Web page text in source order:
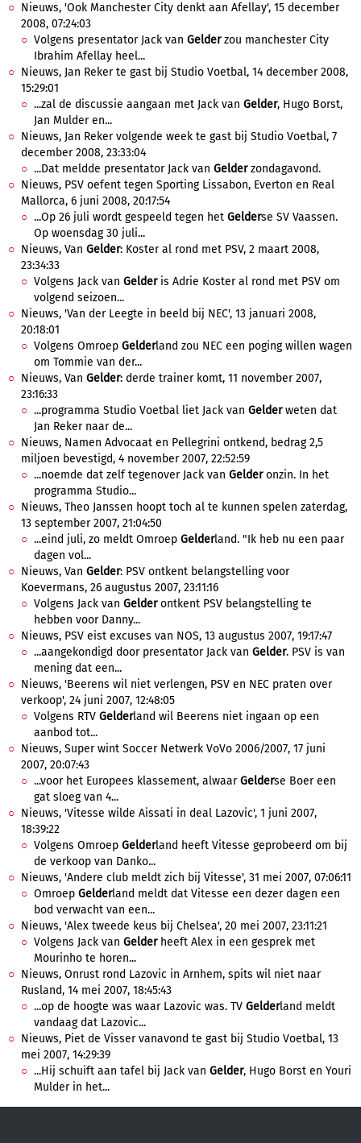
Nieuws, 'Ook Manchester City denkt aan Afellay', 15 december
2008, 07:24:03
Volgens presentator Jack van Gelderzou manchester City
Ibrahim Afellay heel...
Nieuws, Jan Reker te gast bij Studio Voetbal, 14 december 2008,
15:29:01
...zal de discussie aangaan met Jack van Gelder, Hugo Borst,
Jan Mulder en...
Nieuws, Jan Reker volgende week te gast bij Studio Voetbal, 7
december 2008, 23:33:04
...Dat meldde presentator Jack van Gelderzondagavond.
Nieuws, PSV oefent tegen Sporting Lissabon, Everton en Real
Mallorca, 6 juni 2008, 20:17:54
...Op 26 juli wordt gespeeld tegen het Gelderse SV Vaassen.
Op woensdag 30 juli...
Nieuws, Van Gelder: Koster al rond met PSV, 2 maart 2008,
23:34:33
Volgens Jack van Gelderis Adrie Koster al rond met PSV om
volgend seizoen...
Nieuws, 'Van der Leegte in beeld bij NEC', 13 januari 2008,
20:18:01
Volgens Omroep Gelderland zou NEC een poging willen wagen
om Tommie van der...
Nieuws, Van Gelder: derde trainer komt, 11 november 2007,
23:16:33
...programma Studio Voetbal liet Jack van Gelderweten dat
Jan Reker naar de...
Nieuws, Namen Advocaat en Pellegrini ontkend, bedrag 2,5
miljoen bevestigd, 4 november 2007, 22:52:59
...noemde dat zelf tegenover Jack van Gelderonzin. In het
programma Studio...
Nieuws, Theo Janssen hoopt toch al te kunnen spelen zaterdag,
13 september 2007, 21:04:50
...eind juli, zo meldt Omroep Gelderland. "Ik heb nu een paar
dagen vol...
Nieuws, Van Gelder: PSV ontkent belangstelling voor
Koevermans, 26 augustus 2007, 23:11:16
Volgens Jack van Gelderontkent PSV belangstelling te
hebben voor Danny...
Nieuws, PSV eist excuses van NOS, 13 augustus 2007, 19:17:47
...aangekondigd door presentator Jack van Gelder. PSV is van
mening dat een...
Nieuws, 'Beerens wil niet verlengen, PSV en NEC praten over
verkoop', 24 juni 2007, 12:48:05
Volgens RTV Gelderland wil Beerens niet ingaan op een
aanbod tot...
Nieuws, Super wint Soccer Netwerk VoVo 2006/2007, 17 juni
2007, 20:07:43
...voor het Europees klassement, alwaarGelderse Boer een
gat sloeg van 4...
Nieuws, 'Vitesse wilde Aissati in deal Lazovic', 1 juni 2007,
18:39:22
Volgens Omroep Gelderland heeft Vitesse geprobeerd om bij
de verkoop van Danko...
Nieuws, 'Andere club meldt zich bij Vitesse', 31 mei 2007, 07:06:11
Omroep Gelderland meldt dat Vitesse een dezer dagen een
bod verwacht van een...
Nieuws, 'Alex tweede keus bij Chelsea', 20 mei 2007, 23:11:21
Volgens Jack van Gelderheeft Alex in een gesprek met
Mourinho te horen...
Nieuws, Onrust rond Lazovic in Arnhem, spits wil niet naar
Rusland, 14 mei 2007, 18:45:43
...op de hoogte was waar Lazovic was. TV Gelderland meldt
vandaag dat Lazovic...
Nieuws, Piet de Visser vanavond te gast bij Studio Voetbal, 13
mei 2007, 14:29:39
...Hij schuift aan tafel bij Jack van Gelder, Hugo Borst en Youri
Mulder in het...